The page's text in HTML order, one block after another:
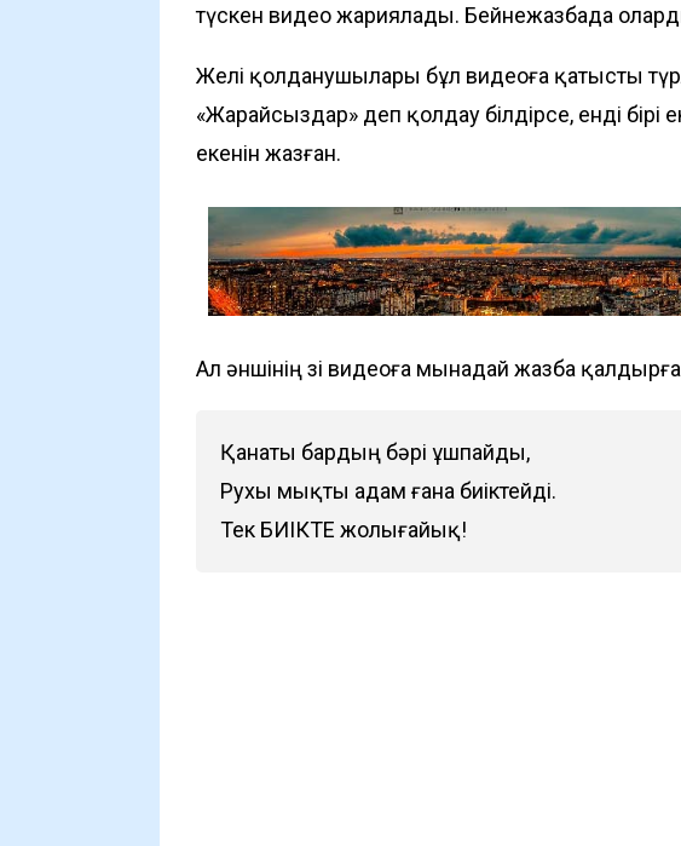
түскен видео жариялады. Бейнежазбада
Желі қолданушылары бұл видеоға қатысты
«Жарайсыздар» деп қолдау білдірсе, енді бірі
екенін жазған.
Ал әншінің өзі видеоға мынадай жазба
Қанаты бардың бәрі ұшпайды,
Рухы мықты адам ғана биіктейді.
Тек БИІКТЕ жолығайық!